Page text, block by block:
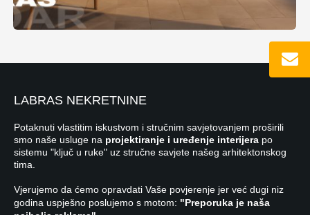
LABRAS NEKRETNINE
Potaknuti vlastitim iskustvom i stručnim savjetovanjem proširili
smo naše usluge na projektiranje i uređenje interijera po
sistemu "ključ u ruke" uz stručne savjete našeg arhitektonskog
tima.
Vjerujemo da ćemo opravdati Vaše povjerenje jer već dugi niz
godina uspješno poslujemo s motom: "Preporuka je naša